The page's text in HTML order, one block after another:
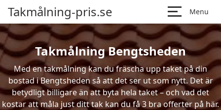
Takmålning-pris.se Menu
Takmålning Bengtsheden
Med en takmålning kan du fräscha upp taket på din
bostad i Bengtsheden så att det ser ut som nytt. Det är
betydligt billigare än att byta hela taket – och vad det
kostar att måla just ditt tak kan du få 3 bra offerter på här.